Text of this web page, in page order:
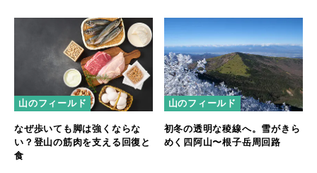
山のフィールド
なぜ歩いても脚は強くならな
い？登山の筋肉を支える回復と
食
山のフィールド
初冬の透明な稜線へ。雪がきら
めく四阿山〜根子岳周回路